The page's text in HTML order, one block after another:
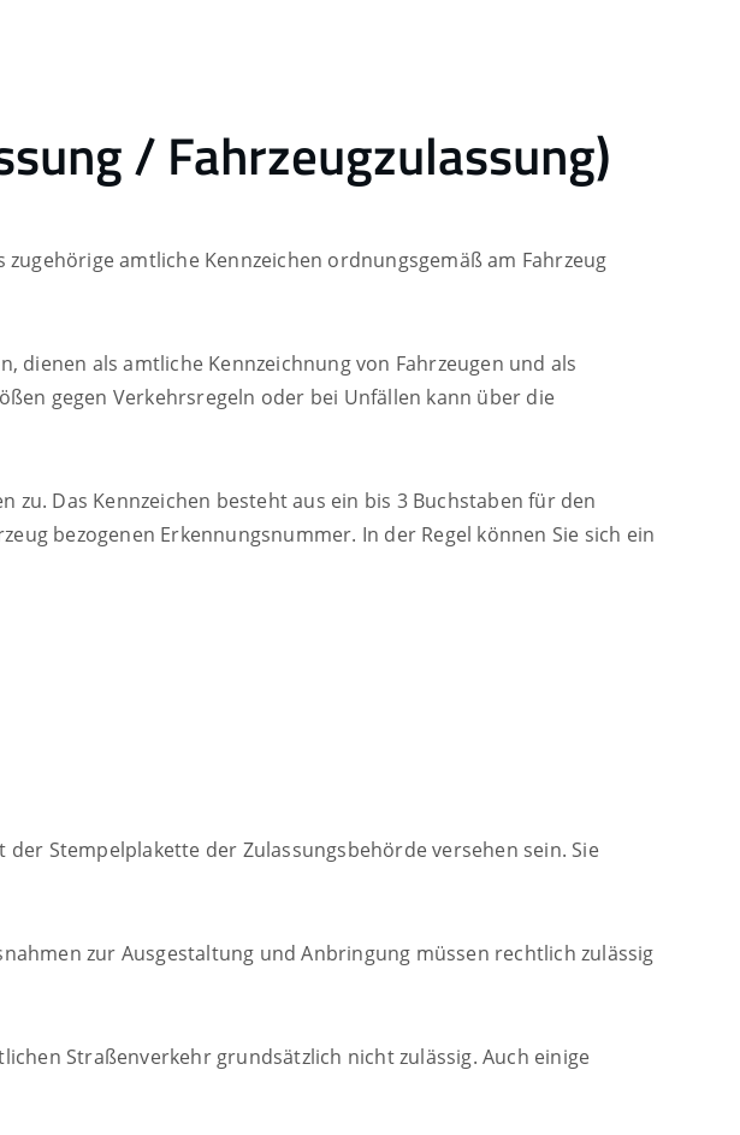
/ Fahrzeugzulassung)
amtliche Kennzeichen ordnungsgemäß am Fahrzeug
dienen als amtliche Kennzeichnung von Fahrzeugen und als
gegen Verkehrsregeln oder bei Unfällen kann über die
zu. Das Kennzeichen besteht aus ein bis 3 Buchstaben für den
bezogenen Erkennungsnummer. In der Regel können Sie sich ein
Stempelplakette der Zulassungsbehörde versehen sein. Sie
zur Ausgestaltung und Anbringung müssen rechtlich zulässig
Straßenverkehr grundsätzlich nicht zulässig. Auch einige